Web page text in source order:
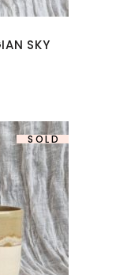
SKY
SOLD